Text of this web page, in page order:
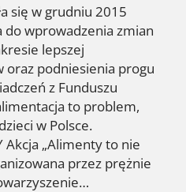
się w grudniu 2015
do wprowadzenia zmian
lepszej
oraz podniesienia progu
z Funduszu
to problem,
w Polsce.
Akcja „Alimenty to nie
przez prężnie